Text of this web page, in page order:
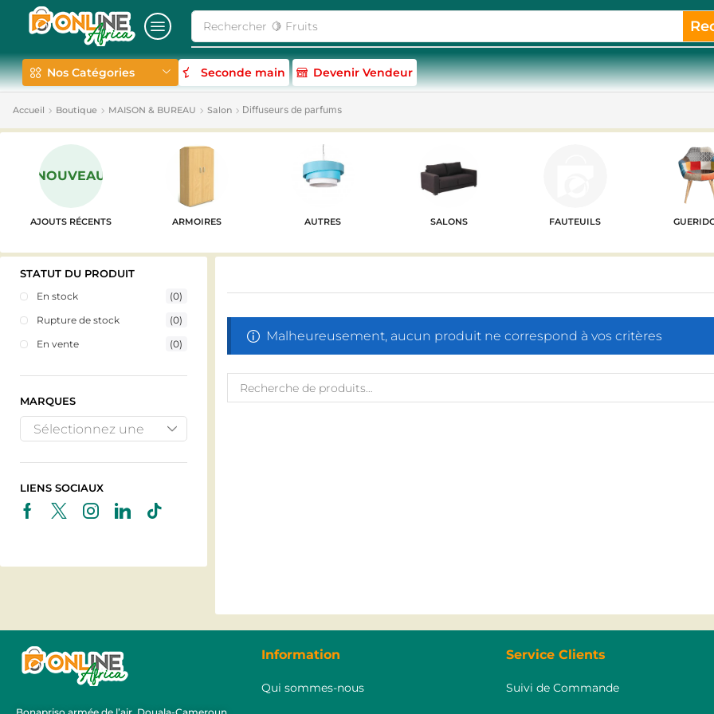
Rechercher 🍋 Fruits
Nos Catégories Seconde main Devenir Vendeur
Accueil Boutique MAISON & BUREAU Salon Diffuseurs de parfums
NOUVEAU
AJOUTS RÉCENTS ARMOIRES AUTRES SALONS FAUTEUILS
STATUT DU PRODUIT
En stock
(0)
Rupture de stock
(0)
En vente
(0)
MARQUES
Sélectionnez une
LIENS SOCIAUX
Malheureusement, aucun produit ne correspond à vos critères
Information
Qui sommes-nous
Service Clients
Suivi de Commande